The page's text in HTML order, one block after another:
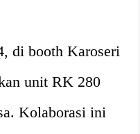
di booth Karoseri
unit RK 280
Kolaborasi ini